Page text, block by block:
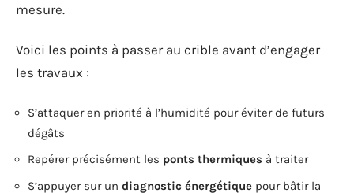
mesure.
Voici les points à passer au crible avant d’engager
les travaux :
S’attaquer en priorité à l’humidité pour éviter de futurs
dégâts
Repérer précisément les ponts thermiques à traiter
S’appuyer sur un diagnostic énergétique pour bâtir la